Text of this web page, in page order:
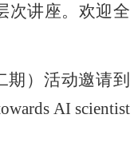
次讲座。欢迎全
期）活动邀请到
AI scientist